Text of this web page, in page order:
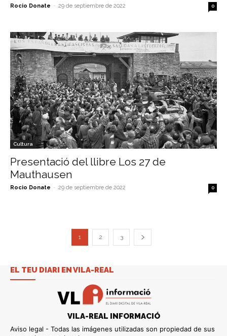
Rocio Donate - 29 de septiembre de 2022 0
Cultura
Presentació del llibre Los 27 de
Mauthausen
Rocio Donate - 29 de septiembre de 2022 0
1 2 3
EL TEU DIARI EN VILA-REAL
VILA-REAL INFORMACIÓ
Aviso legal - Todas las imágenes utilizadas son propiedad de sus